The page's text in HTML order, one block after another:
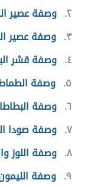
٢ وصفة عصير
٣ وصفة عصير
٤ وصفة قشر
٥ وصفة
٦ وصفة
٧ وصفة صودا
٨ وصفة اللوز
٩ وصفة